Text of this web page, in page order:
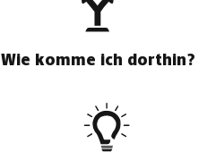
Wie komme ich dorthin?